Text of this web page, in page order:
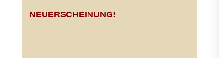
NEUERSCHEINUNG!